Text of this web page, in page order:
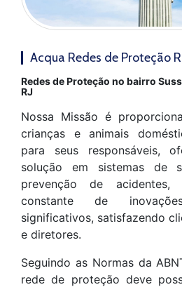
Acqua Redes de Proteção
Redes de Proteção no bairro
RJ
Nossa Missão é
crianças e animais
para seus responsáveis,
solução em sistemas de
prevenção de
constante de
significativos, satisfazendo
e diretores.
Seguindo as Normas da
rede de proteção deve